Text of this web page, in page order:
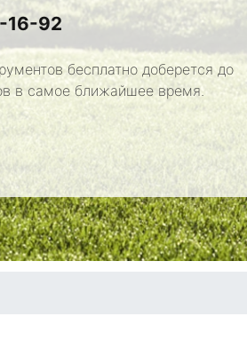
16-92
бесплатно доберется до
в самое ближайшее время.